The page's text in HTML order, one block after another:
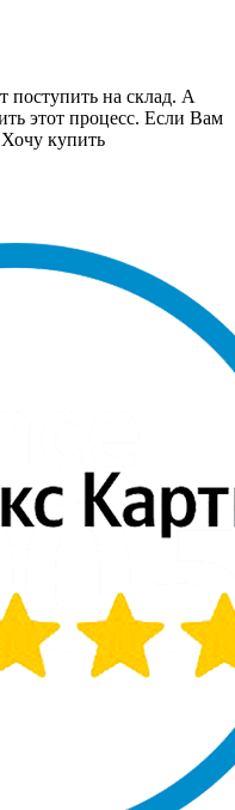
поступить на склад. А
этот процесс. Если Вам
купить